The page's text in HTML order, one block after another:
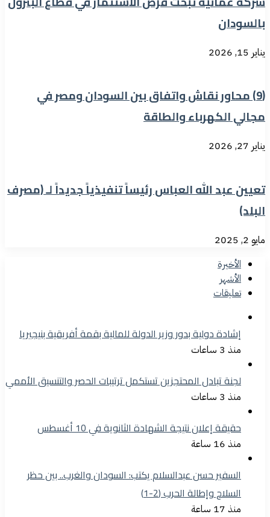
بالسودان
يناير 15, 2026
(9) محاور نقاش واتفاق بين السودان ومصر في
مجالي الكهرباء والطاقة
يناير 27, 2026
تعيين عبد الله العباس رئيساً تنفيذياً جديداً لـ (مصرف
البلد)
مايو 2, 2025
الأخيرة
الأشهر
تعليقات
إشادة دولية بدور وزير الدولة للمالية بقمة أفريقية بنيجيريا
منذ 3 ساعات
لجنة تبادل المحتجزين تستكمل ترتيبات الحصر والتنسيق الأممي
منذ 3 ساعات
حقيقة إعلان نتيجة الشهادة الثانوية في 10 أغسطس
منذ 16 ساعة
السفير حسن عبدالسلام يكتب: السودان والغرب.. بين حظر
السلاح وإطالة الحرب (2-1)
منذ 17 ساعة